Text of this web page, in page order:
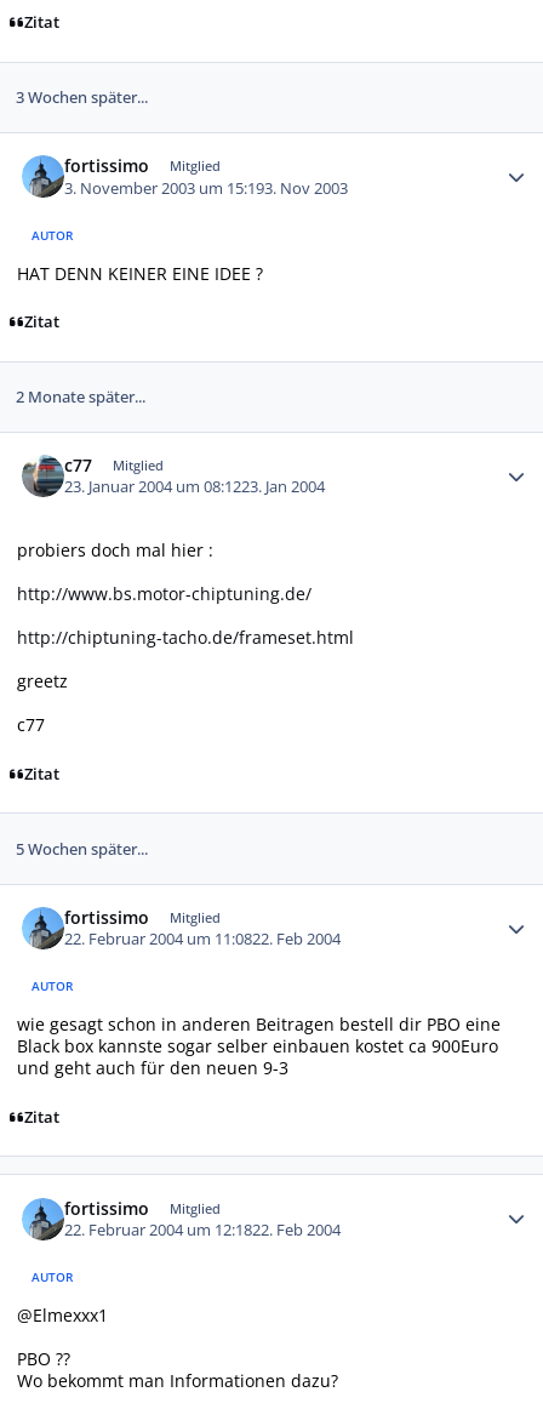
Zitat
3 Wochen später...
fortissimo Mitglied
3. November 2003 um 15:193. Nov 2003
AUTOR
HAT DENN KEINER EINE IDEE ?
Zitat
2 Monate später...
c77 Mitglied
23. Januar 2004 um 08:1223. Jan 2004
probiers doch mal hier :
http://www.bs.motor-chiptuning.de/
http://chiptuning-tacho.de/frameset.html
greetz
c77
Zitat
5 Wochen später...
fortissimo Mitglied
22. Februar 2004 um 11:0822. Feb 2004
AUTOR
wie gesagt schon in anderen Beitragen bestell dir PBO eine
Black box kannste sogar selber einbauen kostet ca 900Euro
und geht auch für den neuen 9-3
Zitat
fortissimo Mitglied
22. Februar 2004 um 12:1822. Feb 2004
AUTOR
@Elmexxx1
PBO ??
Wo bekommt man Informationen dazu?